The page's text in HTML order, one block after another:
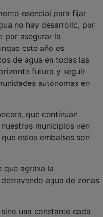
esencial para fijar
no hay desarrollo, por
por asegurar la
este año es
de agua en todas las
futuro y seguir
autónomas en
que continúan
municipios ven
estos embalses son
que agrava la
agua de zonas
una constante cada